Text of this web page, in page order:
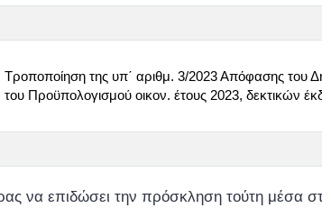
Τροποποίηση της υπ΄ αριθμ. 3/2023 Απόφασης του
του Προϋπολογισμού οικον. έτους 2023,
να επιδώσει την πρόσκληση τούτη μέσα